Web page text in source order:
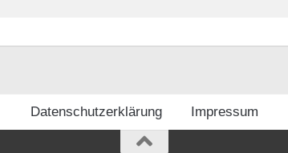
Datenschutzerklärung Impressum